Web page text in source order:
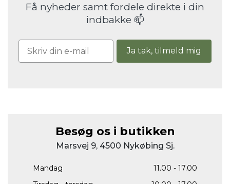
Få nyheder samt fordele direkte i din
indbakke 📫
Ja tak, tilmeld mig
Besøg os i butikken
Marsvej 9, 4500 Nykøbing Sj.
Mandag
11.00 - 17.00